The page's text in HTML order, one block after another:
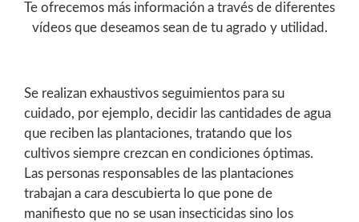
Te ofrecemos más información a través de diferentes
vídeos que deseamos sean de tu agrado y utilidad.
Se realizan exhaustivos seguimientos para su
cuidado, por ejemplo, decidir las cantidades de agua
que reciben las plantaciones, tratando que los
cultivos siempre crezcan en condiciones óptimas.
Las personas responsables de las plantaciones
trabajan a cara descubierta lo que pone de
manifiesto que no se usan insecticidas sino los